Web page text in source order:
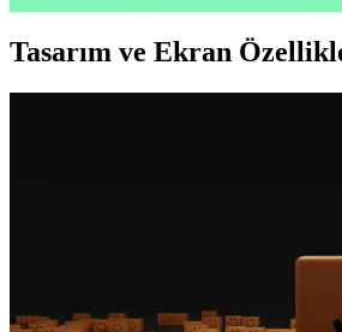
Tasarım ve Ekran